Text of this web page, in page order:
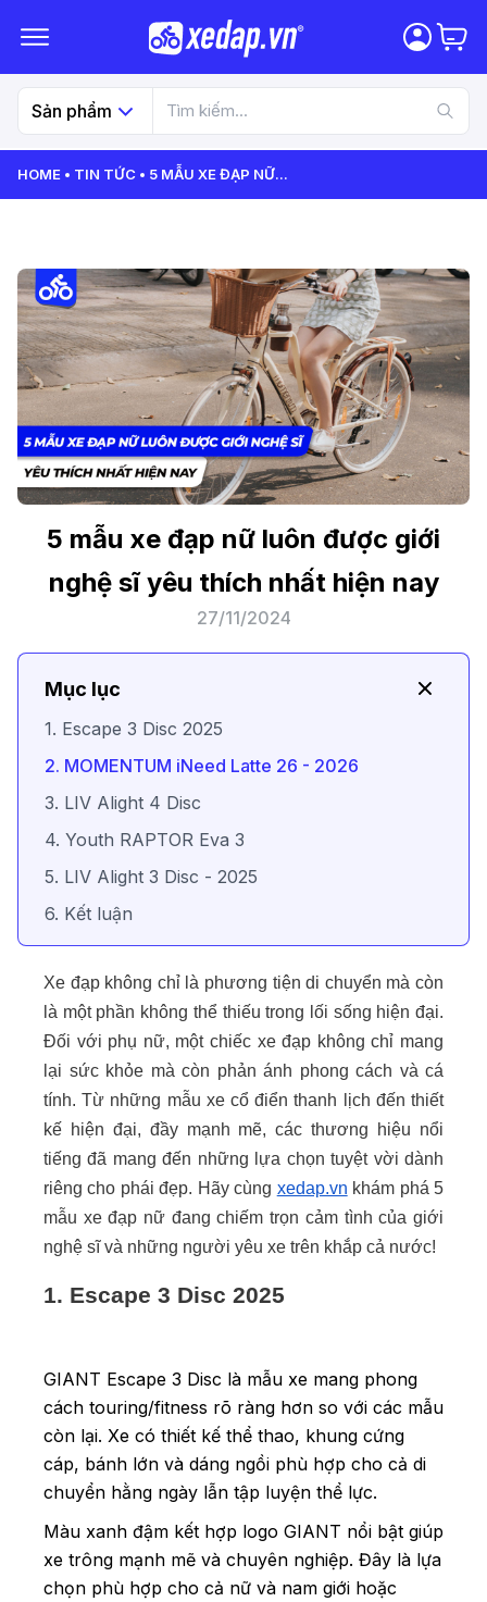
Sản phẩm
HOME TIN TỨC 5 MẪU XE ĐẠP NỮ...
5 mẫu xe đạp nữ luôn được giới
nghệ sĩ yêu thích nhất hiện nay
27/11/2024
Mục lục
1. Escape 3 Disc 2025
2. MOMENTUM iNeed Latte 26 - 2026
3. LIV Alight 4 Disc
4. Youth RAPTOR Eva 3
5. LIV Alight 3 Disc - 2025
6. Kết luận
Xe đạp không chỉ là phương tiện di chuyển mà còn
là một phần không thể thiếu trong lối sống hiện đại.
Đối với phụ nữ, một chiếc xe đạp không chỉ mang
lại sức khỏe mà còn phản ánh phong cách và cá
tính. Từ những mẫu xe cổ điển thanh lịch đến thiết
kế hiện đại, đầy mạnh mẽ, các thương hiệu nổi
tiếng đã mang đến những lựa chọn tuyệt vời dành
riêng cho phái đẹp. Hãy cùng xedap.vn khám phá 5
mẫu xe đạp nữ đang chiếm trọn cảm tình của giới
nghệ sĩ và những người yêu xe trên khắp cả nước!
1. Escape 3 Disc 2025
GIANT Escape 3 Disc là mẫu xe mang phong
cách touring/fitness rõ ràng hơn so với các mẫu
còn lại. Xe có thiết kế thể thao, khung cứng
cáp, bánh lớn và dáng ngồi phù hợp cho cả di
chuyển hằng ngày lẫn tập luyện thể lực.
Màu xanh đậm kết hợp logo GIANT nổi bật giúp
xe trông mạnh mẽ và chuyên nghiệp. Đây là lựa
chọn phù hợp cho cả nữ và nam giới hoặc